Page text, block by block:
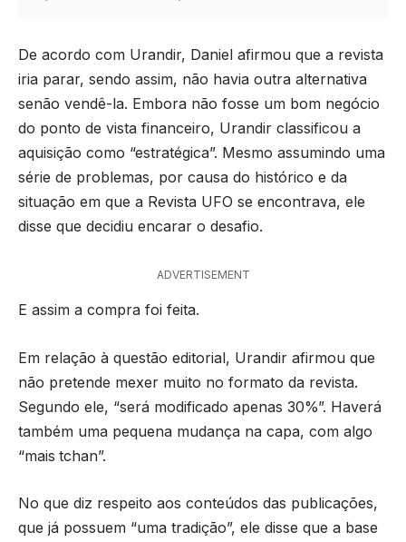
De acordo com Urandir, Daniel afirmou que a revista
iria parar, sendo assim, não havia outra alternativa
senão vendê-la. Embora não fosse um bom negócio
do ponto de vista financeiro, Urandir classificou a
aquisição como “estratégica”. Mesmo assumindo uma
série de problemas, por causa do histórico e da
situação em que a Revista UFO se encontrava, ele
disse que decidiu encarar o desafio.
ADVERTISEMENT
E assim a compra foi feita.
Em relação à questão editorial, Urandir afirmou que
não pretende mexer muito no formato da revista.
Segundo ele, “será modificado apenas 30%”. Haverá
também uma pequena mudança na capa, com algo
“mais tchan”.
No que diz respeito aos conteúdos das publicações,
que já possuem “uma tradição”, ele disse que a base